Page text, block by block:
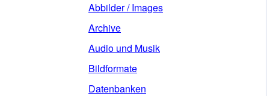
Abbilder / Images
Archive
Audio und Musik
Bildformate
Datenbanken